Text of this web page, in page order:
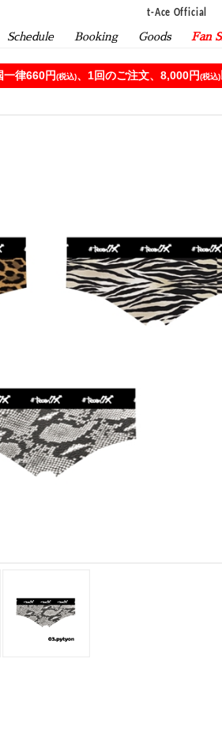
t-Ace Official
Schedule Booking Goods Fan
一律660円(税込)、1回のご注文、8,000円(税込)